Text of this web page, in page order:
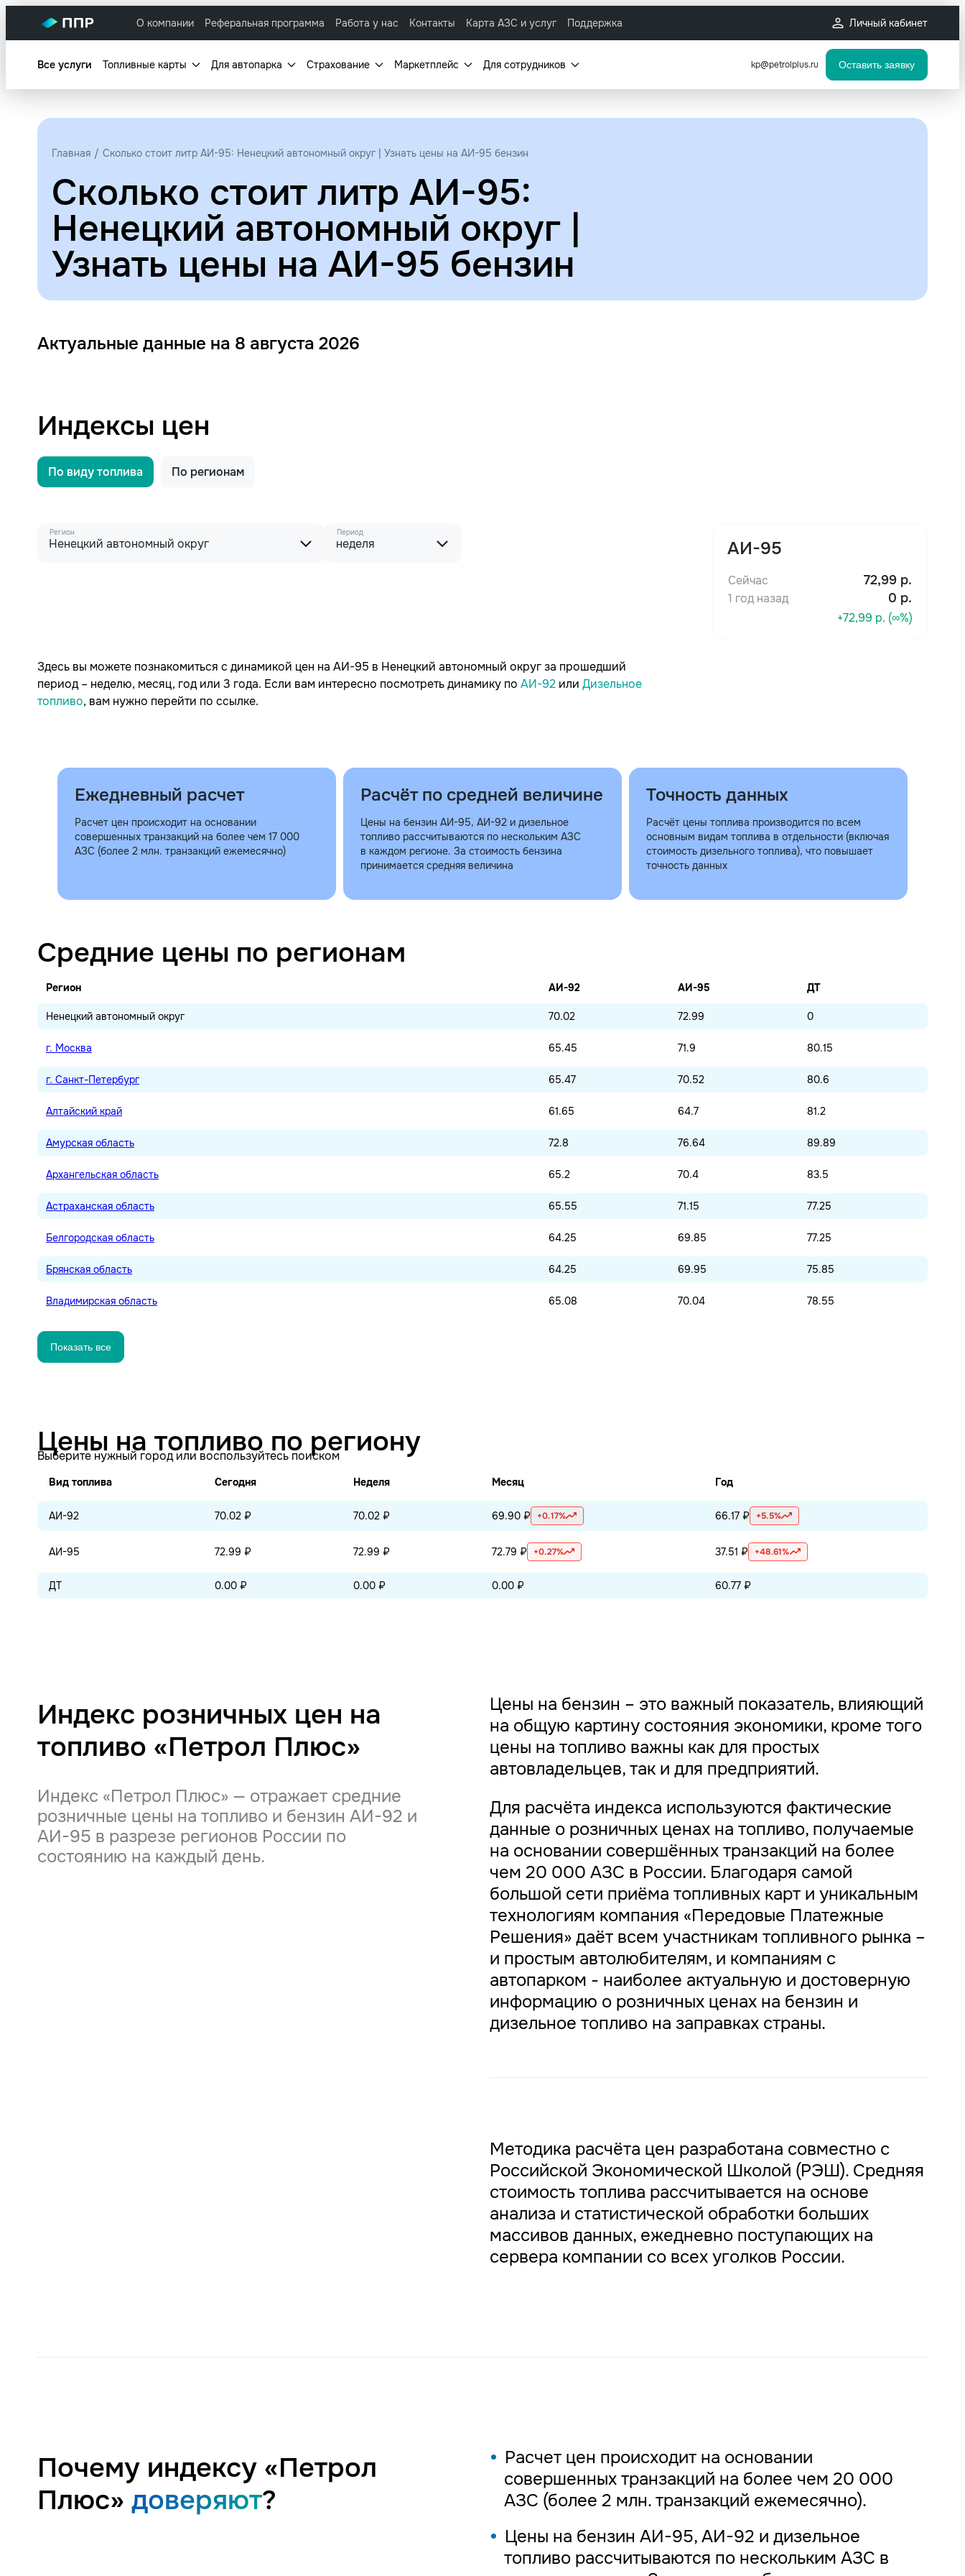
О компании Реферальная программа Работа у нас Контакты Карта АЗС и услуг Поддержка Личный кабинет
Все услуги Топливные карты Для автопарка Страхование Маркетплейс Для сотрудников kp@petrolplus.ru Оставить заявку
Главная Сколько стоит литр АИ-95: Ненецкий автономный округ | Узнать цены на АИ-95 бензин
Сколько стоит литр АИ-95:
Ненецкий автономный округ |
Узнать цены на АИ-95 бензин
Актуальные данные на 8 августа 2026
Индексы цен
По виду топлива По регионам
Регион
Ненецкий автономный округ
Период
неделя АИ-95
Сейчас 72,99 р.
1 год назад 0 р.
+72,99 р. (∞%)
Здесь вы можете познакомиться с динамикой цен на АИ-95 в Ненецкий автономный округ за прошедший
период – неделю, месяц, год или 3 года. Если вам интересно посмотреть динамику по АИ-92 или Дизельное
топливо, вам нужно перейти по ссылке.
Ежедневный расчет
Расчет цен происходит на основании
совершенных транзакций на более чем 17 000
АЗС (более 2 млн. транзакций ежемесячно)
Расчёт по средней величине
Цены на бензин АИ-95, АИ-92 и дизельное
топливо рассчитываются по нескольким АЗС
в каждом регионе. За стоимость бензина
принимается средняя величина
Точность данных
Расчёт цены топлива производится по всем
основным видам топлива в отдельности (включая
стоимость дизельного топлива), что повышает
точность данных
Средние цены по регионам
Регион АИ-92 АИ-95 ДТ
Ненецкий автономный округ 70.02 72.99 0
г. Москва 65.45 71.9 80.15
г. Санкт-Петербург 65.47 70.52 80.6
Алтайский край 61.65 64.7 81.2
Амурская область 72.8 76.64 89.89
Архангельская область 65.2 70.4 83.5
Астраханская область 65.55 71.15 77.25
Белгородская область 64.25 69.85 77.25
Брянская область 64.25 69.95 75.85
Владимирская область 65.08 70.04 78.55
Показать все
Цены на топливо по региону
Выберите нужный город или воспользуйтесь поиском
Вид топлива Сегодня Неделя Месяц Год
АИ-92 70.02 ₽ 70.02 ₽ 69.90 ₽ +0.17% 66.17 ₽ +5.5%
АИ-95 72.99 ₽ 72.99 ₽ 72.79 ₽ +0.27% 37.51 ₽ +48.61%
ДТ 0.00 ₽ 0.00 ₽ 0.00 ₽ 60.77 ₽
Индекс розничных цен на
топливо «Петрол Плюс»
Индекс «Петрол Плюс» — отражает средние
розничные цены на топливо и бензин АИ-92 и
АИ-95 в разрезе регионов России по
состоянию на каждый день.
Цены на бензин – это важный показатель, влияющий
на общую картину состояния экономики, кроме того
цены на топливо важны как для простых
автовладельцев, так и для предприятий.
Для расчёта индекса используются фактические
данные о розничных ценах на топливо, получаемые
на основании совершённых транзакций на более
чем 20 000 АЗС в России. Благодаря самой
большой сети приёма топливных карт и уникальным
технологиям компания «Передовые Платежные
Решения» даёт всем участникам топливного рынка –
и простым автолюбителям, и компаниям с
автопарком - наиболее актуальную и достоверную
информацию о розничных ценах на бензин и
дизельное топливо на заправках страны.
Методика расчёта цен разработана совместно с
Российской Экономической Школой (РЭШ). Средняя
стоимость топлива рассчитывается на основе
анализа и статистической обработки больших
массивов данных, ежедневно поступающих на
сервера компании со всех уголков России.
Почему индексу «Петрол
Плюс» доверяют?
Расчет цен происходит на основании
совершенных транзакций на более чем 20 000
АЗС (более 2 млн. транзакций ежемесячно).
Цены на бензин АИ-95, АИ-92 и дизельное
топливо рассчитываются по нескольким АЗС в